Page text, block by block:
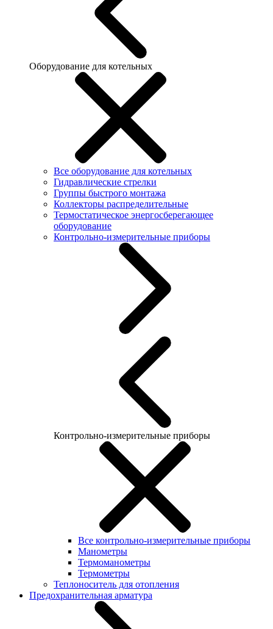
Оборудование для котельных
Все оборудование для котельных
Гидравлические стрелки
Группы быстрого монтажа
Коллекторы распределительные
Термостатическое энергосберегающее
оборудование
Контрольно-измерительные приборы
Контрольно-измерительные приборы
Все контрольно-измерительные приборы
Манометры
Термоманометры
Термометры
Теплоноситель для отопления
Предохранительная арматура